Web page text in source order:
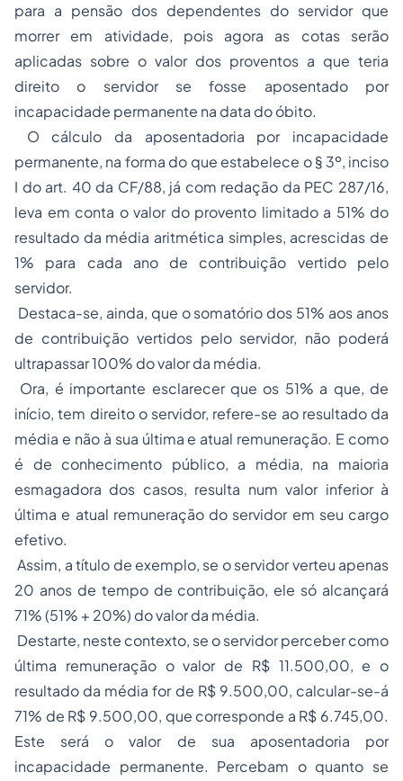
para a pensão dos dependentes do servidor que
morrer em atividade, pois agora as cotas serão
aplicadas sobre o valor dos proventos a que teria
direito o servidor se fosse aposentado por
incapacidade permanente na data do óbito.
O cálculo da aposentadoria por incapacidade
permanente, na forma do que estabelece o § 3º, inciso
I do art. 40 da CF/88, já com redação da PEC 287/16,
leva em conta o valor do provento limitado a 51% do
resultado da média aritmética simples, acrescidas de
1% para cada ano de contribuição vertido pelo
servidor.
Destaca-se, ainda, que o somatório dos 51% aos anos
de contribuição vertidos pelo servidor, não poderá
ultrapassar 100% do valor da média.
Ora, é importante esclarecer que os 51% a que, de
início, tem direito o servidor, refere-se ao resultado da
média e não à sua última e atual remuneração. E como
é de conhecimento público, a média, na maioria
esmagadora dos casos, resulta num valor inferior à
última e atual remuneração do servidor em seu cargo
efetivo.
Assim, a título de exemplo, se o servidor verteu apenas
20 anos de tempo de contribuição, ele só alcançará
71% (51% + 20%) do valor da média.
Destarte, neste contexto, se o servidor perceber como
última remuneração o valor de R$ 11.500,00, e o
resultado da média for de R$ 9.500,00, calcular-se-á
71% de R$ 9.500,00, que corresponde a R$ 6.745,00.
Este será o valor de sua aposentadoria por
incapacidade permanente. Percebam o quanto se